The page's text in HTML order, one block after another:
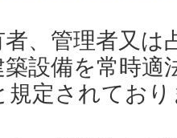
、管理者又は
設備を常時
規定されてお